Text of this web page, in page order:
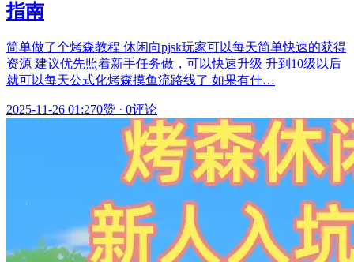
指南
简单做了个烤森教程 休闲向pjsk玩家可以每天简单快速的获得
资源 建议优先照着新手任务做，可以快速升级 升到10级以后
就可以每天公式化烤森摸鱼流路线了 如果有什…
2025-11-26 01:270赞 · 0评论